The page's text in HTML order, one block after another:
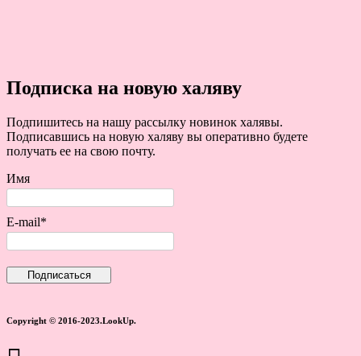
Подписка на новую халяву
Подпишитесь на нашу рассылку новинок халявы.
Подписавшись на новую халяву вы оперативно будете
получать ее на свою почту.
Имя
E-mail*
Copyright © 2016-2023.LookUp.